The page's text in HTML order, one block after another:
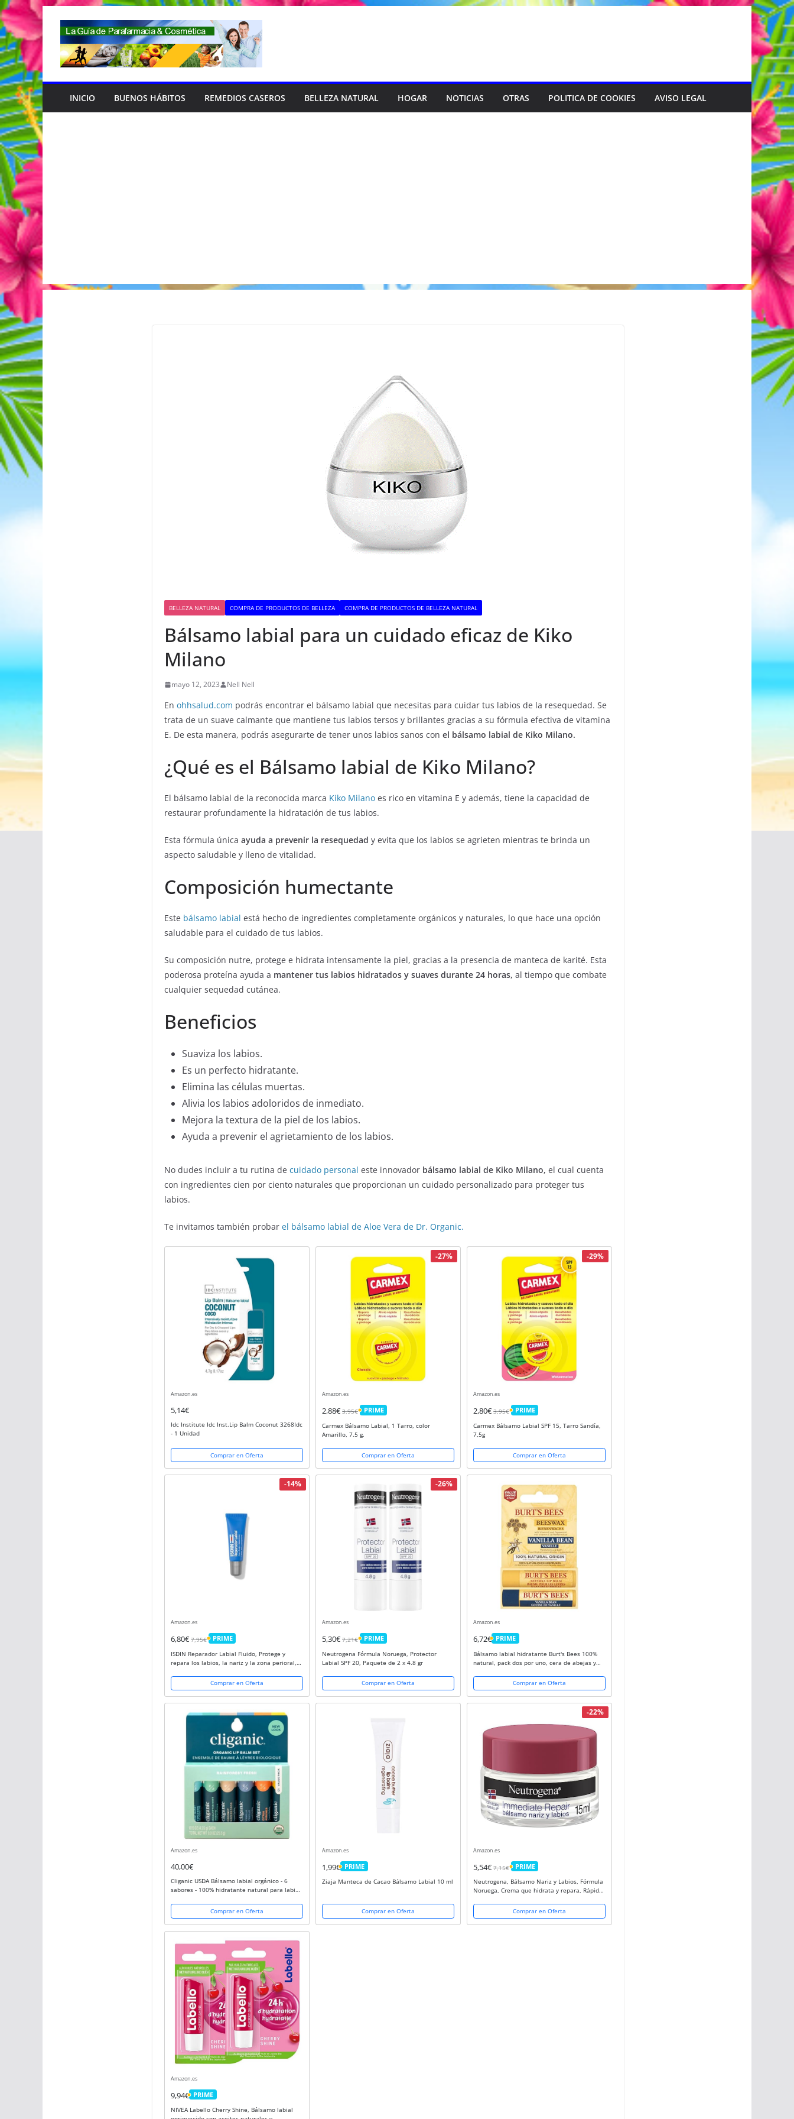
Saltar
al
contenido
INICIO BUENOS HÁBITOS REMEDIOS CASEROS BELLEZA NATURAL HOGAR NOTICIAS OTRAS POLITICA DE COOKIES AVISO LEGAL
BELLEZA NATURAL COMPRA DE PRODUCTOS DE BELLEZA COMPRA DE PRODUCTOS DE BELLEZA NATURAL
Bálsamo labial para un cuidado eficaz de Kiko
Milano
mayo 12, 2023 Nell Nell
En ohhsalud.com podrás encontrar el bálsamo labial que necesitas para cuidar tus labios de la resequedad. Se
trata de un suave calmante que mantiene tus labios tersos y brillantes gracias a su fórmula efectiva de vitamina
E. De esta manera, podrás asegurarte de tener unos labios sanos con el bálsamo labial de Kiko Milano.
¿Qué es el Bálsamo labial de Kiko Milano?
El bálsamo labial de la reconocida marca Kiko Milano es rico en vitamina E y además, tiene la capacidad de
restaurar profundamente la hidratación de tus labios.
Esta fórmula única ayuda a prevenir la resequedad y evita que los labios se agrieten mientras te brinda un
aspecto saludable y lleno de vitalidad.
Composición humectante
Este bálsamo labial está hecho de ingredientes completamente orgánicos y naturales, lo que hace una opción
saludable para el cuidado de tus labios.
Su composición nutre, protege e hidrata intensamente la piel, gracias a la presencia de manteca de karité. Esta
poderosa proteína ayuda a mantener tus labios hidratados y suaves durante 24 horas, al tiempo que combate
cualquier sequedad cutánea.
Beneficios
Suaviza los labios.
Es un perfecto hidratante.
Elimina las células muertas.
Alivia los labios adoloridos de inmediato.
Mejora la textura de la piel de los labios.
Ayuda a prevenir el agrietamiento de los labios.
No dudes incluir a tu rutina de cuidado personal este innovador bálsamo labial de Kiko Milano, el cual cuenta
con ingredientes cien por ciento naturales que proporcionan un cuidado personalizado para proteger tus
labios.
Te invitamos también probar el bálsamo labial de Aloe Vera de Dr. Organic.
Amazon.es
5,14€
Idc Institute Idc Inst.Lip Balm Coconut 3268Idc
- 1 Unidad
Comprar en Oferta
-27%
Amazon.es
2,88€ 3,95€ PRIME
PRIME
Carmex Bálsamo Labial, 1 Tarro, color
Amarillo, 7.5 g.
Comprar en Oferta
-29%
Amazon.es
2,80€ 3,95€ PRIME
PRIME
Carmex Bálsamo Labial SPF 15, Tarro Sandía,
7,5g
Comprar en Oferta
-14%
Amazon.es
6,80€ 7,95€ PRIME
PRIME
ISDIN Reparador Labial Fluido, Protege y
repara los labios, la nariz y la zona perioral,
Comprar en Oferta
-26%
Amazon.es
5,30€ 7,21€ PRIME
PRIME
Neutrogena Fórmula Noruega, Protector
Labial SPF 20, Paquete de 2 x 4.8 gr
Comprar en Oferta
Amazon.es
6,72€ PRIME
PRIME
Bálsamo labial hidratante Burt's Bees 100%
natural, pack dos por uno, cera de abejas y
Comprar en Oferta
Amazon.es
40,00€
Cliganic USDA Bálsamo labial orgánico - 6
sabores - 100% hidratante natural para labios
Comprar en Oferta
Amazon.es
1,99€ PRIME
PRIME
Ziaja Manteca de Cacao Bálsamo Labial 10 ml
Comprar en Oferta
-22%
Amazon.es
5,54€ 7,15€ PRIME
PRIME
Neutrogena, Bálsamo Nariz y Labios, Fórmula
Noruega, Crema que hidrata y repara, Rápida
reseca, Contiene...Comprar en Oferta
Amazon.es
9,94€ PRIME
PRIME
NIVEA Labello Cherry Shine, Bálsamo labial